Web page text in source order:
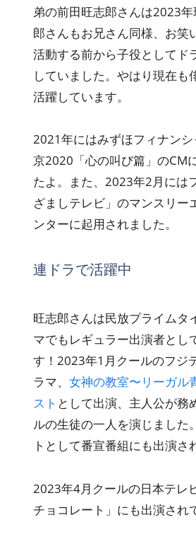
弟の前田旺志郎さんは2023
郎さんもお兄さん同様、お笑
活動する前から子役としてド
していました。やはり現在も
活躍しています。
2021年にはみずほフィナン
京2020「心の叫び篇」のCM
たよ。また、2023年2月には
ざましテレビ」のマンスリー
ンターに起用されました。
連ドラで活躍中
旺志郎さんは民放プライムタ
マでもレギュラー出演者とし
す！2023年1月クールのフジ
ラマ、 女神の教室〜リーガル
スト として出演、主人公が務
ルの生徒の一人を演じました
トとして番宣番組にも出演さ
2023年4月クールの日本テレ
チョコレート」にも出演され